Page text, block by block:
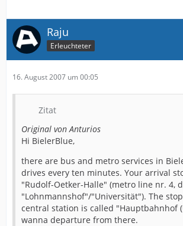
Raju
Erleuchteter
16. August 2007 um 00:05
Zitat
Original von Anturios
Hi BielerBlue,
there are bus and metro services in
drives every ten minutes. Your arrival
"Rudolf-Oetker-Halle" (metro line nr. 4,
"Lohnmannshof"/"Universität"). The
central station is called "Hauptbahnhof
wanna departure from there.